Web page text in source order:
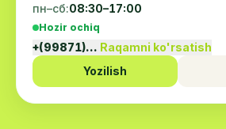
пн–сб:08:30–17:00
Hozir ochiq
+(99871)… Raqamni ko'rsatish
Yozilish